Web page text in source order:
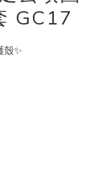
GC17
✨